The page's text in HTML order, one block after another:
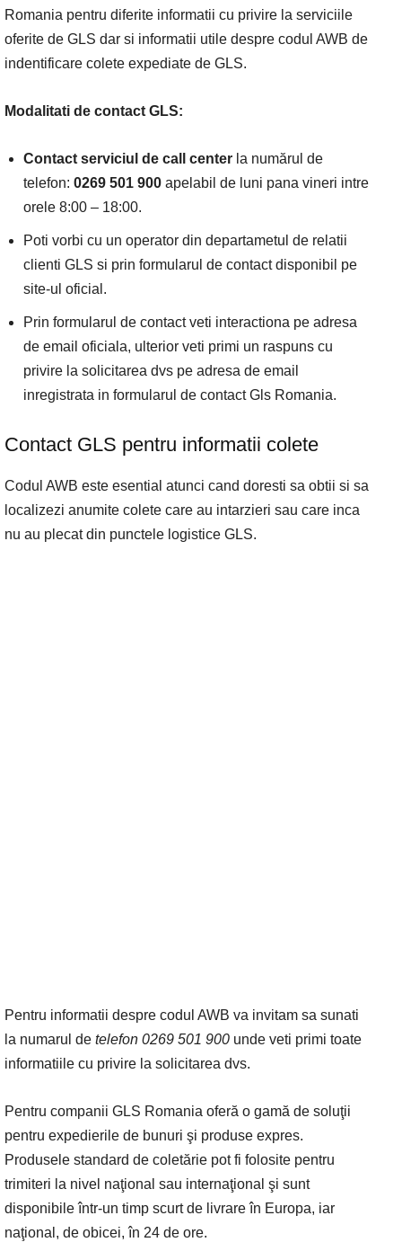
Romania pentru diferite informatii cu privire la serviciile
oferite de GLS dar si informatii utile despre codul AWB de
indentificare colete expediate de GLS.
Modalitati de contact GLS:
Contact serviciul de call center la numărul de
telefon: 0269 501 900 apelabil de luni pana vineri intre
orele 8:00 – 18:00.
Poti vorbi cu un operator din departametul de relatii
clienti GLS si prin formularul de contact disponibil pe
site-ul oficial.
Prin formularul de contact veti interactiona pe adresa
de email oficiala, ulterior veti primi un raspuns cu
privire la solicitarea dvs pe adresa de email
inregistrata in formularul de contact Gls Romania.
Contact GLS pentru informatii colete
Codul AWB este esential atunci cand doresti sa obtii si sa
localizezi anumite colete care au intarzieri sau care inca
nu au plecat din punctele logistice GLS.
Pentru informatii despre codul AWB va invitam sa sunati
la numarul de telefon 0269 501 900 unde veti primi toate
informatiile cu privire la solicitarea dvs.
Pentru companii GLS Romania oferă o gamă de soluţii
pentru expedierile de bunuri şi produse expres.
Produsele standard de coletărie pot fi folosite pentru
trimiteri la nivel naţional sau internaţional şi sunt
disponibile într-un timp scurt de livrare în Europa, iar
naţional, de obicei, în 24 de ore.